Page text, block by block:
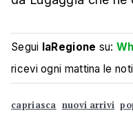
Segui laRegione su:
ricevi ogni mattina le
capriasca nuovi arrivi